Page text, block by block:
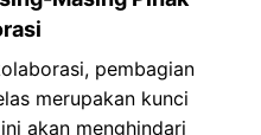
pembagian
merupakan kunci
akan menghindari